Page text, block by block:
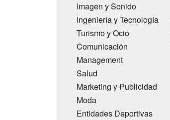
Imagen y Sonido
Ingeniería y Tecnología
Turismo y Ocio
Comunicación
Management
Salud
Marketing y Publicidad
Moda
Entidades Deportivas